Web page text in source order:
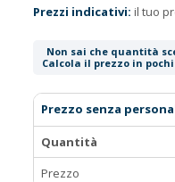
Prezzi indicativi: il tuo
Non sai che quantità
Calcola il prezzo in
Prezzo senza
Quantità
Prezzo